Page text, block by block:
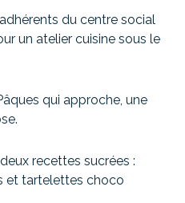
du centre social
un atelier cuisine sous le
qui approche, une
recettes sucrées :
et tartelettes choco